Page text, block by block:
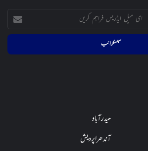
حیدرآباد
آندھراپردیش